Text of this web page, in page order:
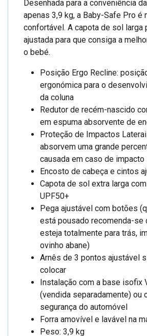
Desenhada para a conveniência
apenas 3,9 kg, a Baby-Safe Pro é
confortável. A capota de sol larga
ajustada para que consiga a
o bebé.
Posição Ergo Recline:
ergonómica para o
da coluna
Redutor de recém-nascido
em espuma absorvente de
Proteção de Impactos
absorvem uma grande
causada em caso de impacto
Encosto de cabeça e cintos
Capota de sol extra larga
UPF50+
Pega ajustável com botões
está pousado recomenda-se
esteja totalmente para trás,
ovinho abane)
Arnês de 3 pontos ajustável
colocar
Instalação com a base isofix
(vendida separadamente) ou
segurança do automóvel
Forra amovível e lavável na
Peso: 3,9 kg